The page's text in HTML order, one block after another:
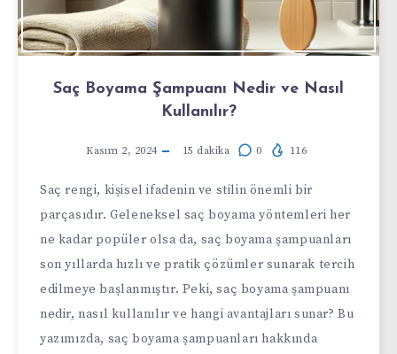
Saç Boyama Şampuanı Nedir ve Nasıl
Kullanılır?
Kasım 2, 2024 15 dakika 0 116
Saç rengi, kişisel ifadenin ve stilin önemli bir
parçasıdır. Geleneksel saç boyama yöntemleri her
ne kadar popüler olsa da, saç boyama şampuanları
son yıllarda hızlı ve pratik çözümler sunarak tercih
edilmeye başlanmıştır. Peki, saç boyama şampuanı
nedir, nasıl kullanılır ve hangi avantajları sunar? Bu
yazımızda, saç boyama şampuanları hakkında